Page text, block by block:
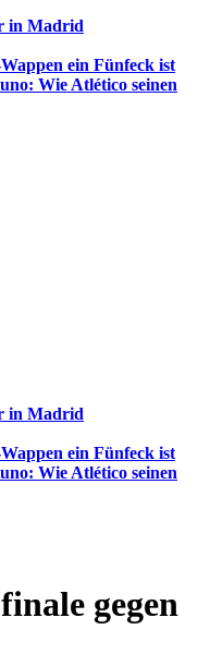
in Madrid
ein Fünfeck ist
Wie Atlético seinen
in Madrid
ein Fünfeck ist
Wie Atlético seinen
gegen